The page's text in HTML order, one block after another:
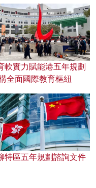
軟實力賦能港五年規劃
全面國際教育樞紐
特區五年規劃諮詢文件